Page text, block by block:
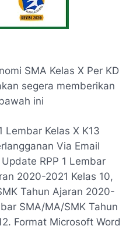
SMA Kelas X Per KD
segera memberikan
ini
Lembar Kelas X K13
Via Email
RPP 1 Lembar
2020-2021 Kelas 10,
Tahun Ajaran 2020-
SMA/MA/SMK Tahun
Format Microsoft Word